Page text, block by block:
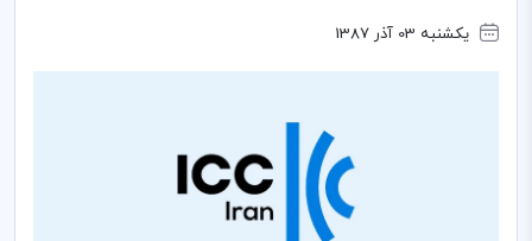
یکشنبه 03 آذر 1387